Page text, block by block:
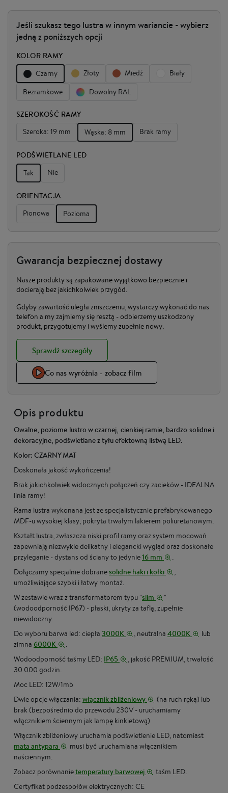
Jeśli szukasz tego lustra w innym wariancie - wybierz
jedną z poniższych opcji
KOLOR RAMY
Czarny
Złoty Miedź Biały
Bezramkowe Dowolny RAL
SZEROKOŚĆ RAMY
Szeroka: 19 mm
Wąska: 8 mm Brak ramy
PODŚWIETLANE LED
Tak
Nie
ORIENTACJA
Pionowa
Pozioma
Gwarancja bezpiecznej dostawy
Nasze produkty są zapakowane wyjątkowo bezpiecznie i
docierają bez jakichkolwiek przygód.
Gdyby zawartość uległa zniszczeniu, wystarczy wykonać do nas
telefon a my zajmiemy się resztą - odbierzemy uszkodzony
produkt, przygotujemy i wyślemy zupełnie nowy.
Sprawdź szczegóły
Co nas wyróżnia - zobacz film
Opis produktu
Owalne, poziome lustro w czarnej, cienkiej ramie, bardzo solidne i
dekoracyjne, podświetlane z tyłu efektowną listwą LED.
Kolor: CZARNY MAT
Doskonała jakość wykończenia!
Brak jakichkolwiek widocznych połączeń czy zacieków - IDEALNA
linia ramy!
Rama lustra wykonana jest ze specjalistycznie prefabrykowanego
MDF-u wysokiej klasy, pokryta trwałym lakierem poliuretanowym.
Kształt lustra, zwłaszcza niski profil ramy oraz system mocowań
zapewniają niezwykle delikatny i elegancki wygląd oraz doskonałe
przyleganie - dystans od ściany to jedynie16 mm
.
Dołączamy specjalnie dobranesolidne haki i kołki
,
umożliwiające szybki i łatwy montaż.
W zestawie wraz z transformatorem typu "slim
"
(wodoodporność IP67) - płaski, ukryty za taflą, zupełnie
niewidoczny.
Do wyboru barwa led: ciepła 3000K , neutralna 4000K
lub
zimna 6000K
.
Wodoodporność taśmy LED: IP65
, jakość PREMIUM, trwałość
30 000 godzin.
Moc LED: 12W/1mb
Dwie opcje włączania: włącznik zbliżeniowy
(na ruch ręką) lub
brak (bezpośrednio do przewodu 230V - uruchamiamy
włącznikiem ściennym jak lampę kinkietową)
Włącznik zbliżeniowy uruchamia podświetlenie LED, natomiast
mata antypara
musi być uruchamiana włącznikiem
naściennym.
Zobacz porównanietemperatury barwowej
taśm LED.
Certyfikat podzespołów elektrycznych: CE